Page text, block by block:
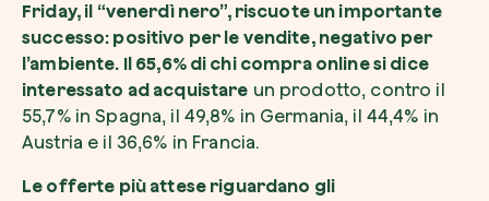
Friday, il “venerdì nero”, riscuote un importante
successo: positivo per le vendite, negativo per
l’ambiente. Il 65,6% di chi compra online si dice
interessato ad acquistare un prodotto, contro il
55,7% in Spagna, il 49,8% in Germania, il 44,4% in
Austria e il 36,6% in Francia.
Le offerte più attese riguardano gli